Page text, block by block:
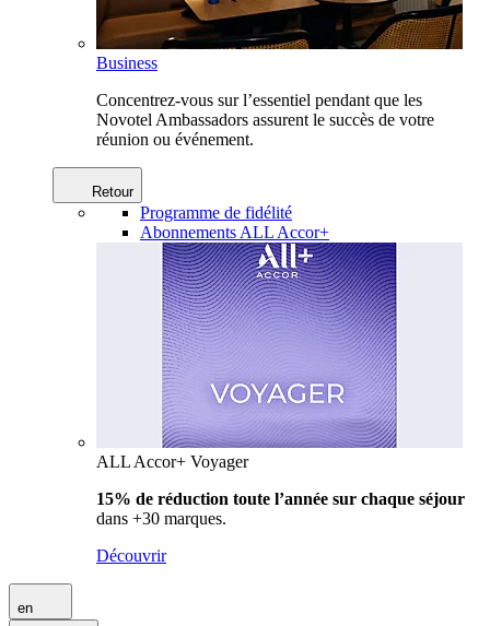
Business
Concentrez-vous sur l’essentiel pendant que les
Novotel Ambassadors assurent le succès de votre
réunion ou événement.
Retour
Programme de fidélité
Abonnements ALL Accor+
ALL Accor+ Voyager
15% de réduction toute l’année sur chaque séjour
dans +30 marques.
Découvrir
en